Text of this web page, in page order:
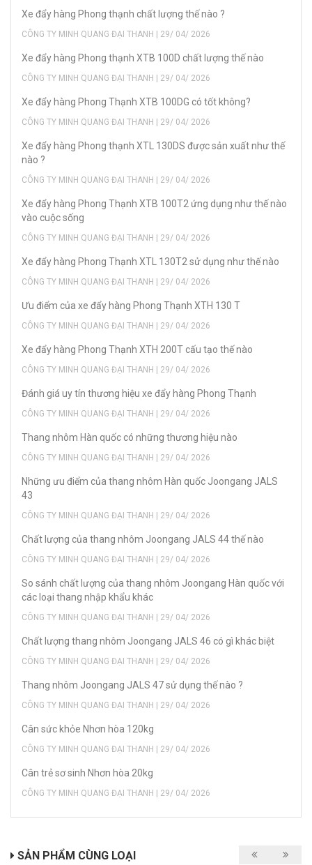
Xe đẩy hàng Phong thạnh chất lượng thế nào ?
CÔNG TY MINH QUANG ĐẠI THANH | 29/ 04/ 2026
Xe đẩy hàng Phong thạnh XTB 100D chất lượng thế nào
CÔNG TY MINH QUANG ĐẠI THANH | 29/ 04/ 2026
Xe đẩy hàng Phong Thạnh XTB 100DG có tốt không?
CÔNG TY MINH QUANG ĐẠI THANH | 29/ 04/ 2026
Xe đẩy hàng Phong thạnh XTL 130DS được sản xuất như thế
nào ?
CÔNG TY MINH QUANG ĐẠI THANH | 29/ 04/ 2026
Xe đẩy hàng Phong Thạnh XTB 100T2 ứng dụng như thế nào
vào cuộc sống
CÔNG TY MINH QUANG ĐẠI THANH | 29/ 04/ 2026
Xe đẩy hàng Phong Thạnh XTL 130T2 sử dụng như thế nào
CÔNG TY MINH QUANG ĐẠI THANH | 29/ 04/ 2026
Ưu điểm của xe đẩy hàng Phong Thạnh XTH 130 T
CÔNG TY MINH QUANG ĐẠI THANH | 29/ 04/ 2026
Xe đẩy hàng Phong Thạnh XTH 200T cấu tạo thế nào
CÔNG TY MINH QUANG ĐẠI THANH | 29/ 04/ 2026
Đánh giá uy tín thương hiệu xe đẩy hàng Phong Thạnh
CÔNG TY MINH QUANG ĐẠI THANH | 29/ 04/ 2026
Thang nhôm Hàn quốc có những thương hiệu nào
CÔNG TY MINH QUANG ĐẠI THANH | 29/ 04/ 2026
Những ưu điểm của thang nhôm Hàn quốc Joongang JALS
43
CÔNG TY MINH QUANG ĐẠI THANH | 29/ 04/ 2026
Chất lượng của thang nhôm Joongang JALS 44 thế nào
CÔNG TY MINH QUANG ĐẠI THANH | 29/ 04/ 2026
So sánh chất lượng của thang nhôm Joongang Hàn quốc với
các loại thang nhập khẩu khác
CÔNG TY MINH QUANG ĐẠI THANH | 29/ 04/ 2026
Chất lượng thang nhôm Joongang JALS 46 có gì khác biệt
CÔNG TY MINH QUANG ĐẠI THANH | 29/ 04/ 2026
Thang nhôm Joongang JALS 47 sử dụng thế nào ?
CÔNG TY MINH QUANG ĐẠI THANH | 29/ 04/ 2026
Cân sức khỏe Nhơn hòa 120kg
CÔNG TY MINH QUANG ĐẠI THANH | 29/ 04/ 2026
Cân trẻ sơ sinh Nhơn hòa 20kg
CÔNG TY MINH QUANG ĐẠI THANH | 29/ 04/ 2026
SẢN PHẨM CÙNG LOẠI